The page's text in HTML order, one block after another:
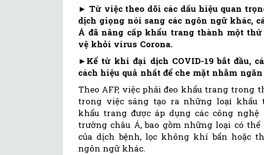
► Từ việc theo dõi các dấu hiệu quan
dịch giọng nói sang các ngôn ngữ khác,
Á đã nâng cấp khẩu trang thành một
vệ khỏi virus Corona.
► Kể từ khi đại dịch COVID-19 bắt đầu,
cách hiệu quả nhất để che mặt nhằm
Theo AFP, việc phải đeo khẩu trang trong
trong việc sáng tạo ra những loại khẩu
khẩu trang được áp dụng các công
trường châu Á, bao gồm những loại có
của dịch bệnh, lọc không khí bẩn hoặc
ngôn ngữ khác.